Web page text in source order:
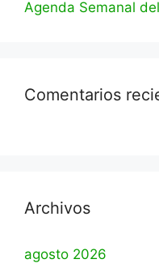
Agenda Semanal
Comentarios
Archivos
agosto 2026